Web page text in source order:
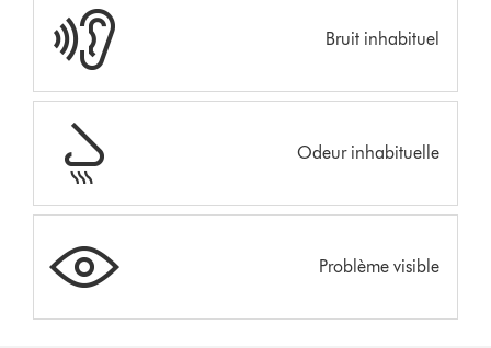
Bruit inhabituel
Odeur inhabituelle
Problème visible